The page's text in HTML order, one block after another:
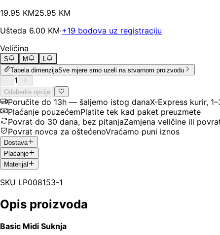
19.95 KM25.95 KM
Ušteda 6.00 KM·+19 bodova uz registraciju
Veličina
S M
L
Tabela dimenzijaSve mjere smo uzeli na stvarnom proizvodu
1
Odaberite opcije
Poručite do 13h — šaljemo istog danaX-Express kurir,
Plaćanje pouzećemPlatite tek kad paket preuzmete
Povrat do 30 dana, bez pitanjaZamjena veličine ili
Povrat novca za oštećenoVraćamo puni iznos
Dostava
Plaćanje
Materijal
SKU LP008153-1
Opis proizvoda
Basic Midi Suknja